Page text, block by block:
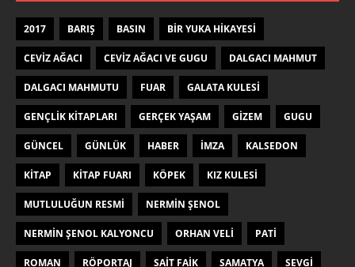
2017 BARIŞ BASIN BIR YUKA HIKAYESI
CEVIZ AĞACI CEVIZ AĞACI VE GUGU DALGACI MAHMUT
DALGACI MAHMUTU FUAR GALATA KULESI
GENÇLIK KITAPLARI GERÇEK YAŞAM GIZEM GUGU
GÜNCEL GÜNLÜK HABER IMZA KALSEDON
KITAP KITAP FUARI KÖPEK KIZ KULESI
MUTLULUĞUN RESMI NERMIN ŞENOL
NERMIN ŞENOL KALYONCU ORHAN VELI PATI
ROMAN RÖPORTAJ SAIT FAIK SAMATYA SEVGI